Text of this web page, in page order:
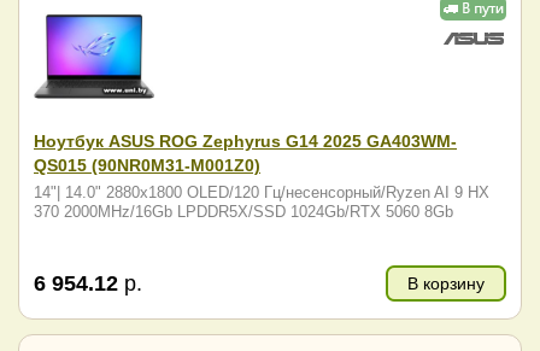
Ноутбук ASUS ROG Zephyrus G14 2025 GA403WM-
QS015 (90NR0M31-M001Z0)
14"| 14.0" 2880x1800 OLED/120 Гц/несенсорный/Ryzen AI 9 HX
370 2000MHz/16Gb LPDDR5X/SSD 1024Gb/RTX 5060 8Gb
6 954.12 р. В корзину